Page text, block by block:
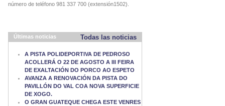
número de teléfono 981 337 700 (extensión1502).
Últimas noticias Todas las noticias
A PISTA POLIDEPORTIVA DE PEDROSO
ACOLLERÁ O 22 DE AGOSTO A III FEIRA
DE EXALTACIÓN DO PORCO AO ESPETO
AVANZA A RENOVACIÓN DA PISTA DO
PAVILLÓN DO VAL COA NOVA SUPERFICIE
DE XOGO.
O GRAN GUATEQUE CHEGA ESTE VENRES